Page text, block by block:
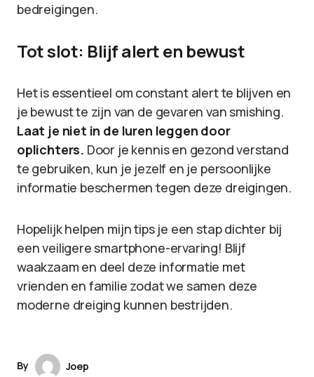
bedreigingen.
Tot slot: Blijf alert en bewust
Het is essentieel om constant alert te blijven en
je bewust te zijn van de gevaren van smishing.
Laat je niet in de luren leggen door
oplichters. Door je kennis en gezond verstand
te gebruiken, kun je jezelf en je persoonlijke
informatie beschermen tegen deze dreigingen.
Hopelijk helpen mijn tips je een stap dichter bij
een veiligere smartphone-ervaring! Blijf
waakzaam en deel deze informatie met
vrienden en familie zodat we samen deze
moderne dreiging kunnen bestrijden.
By
Joep